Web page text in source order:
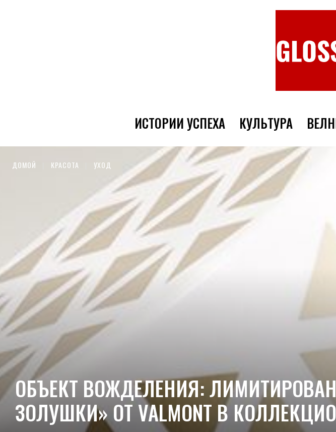
ИСТОРИИ УСПЕХА КУЛЬТУРА
ДОМОЙ КРАСОТА УХОД
ОБЪЕКТ ВОЖДЕЛЕНИЯ:
ЗОЛУШКИ» ОТ VALMONT В